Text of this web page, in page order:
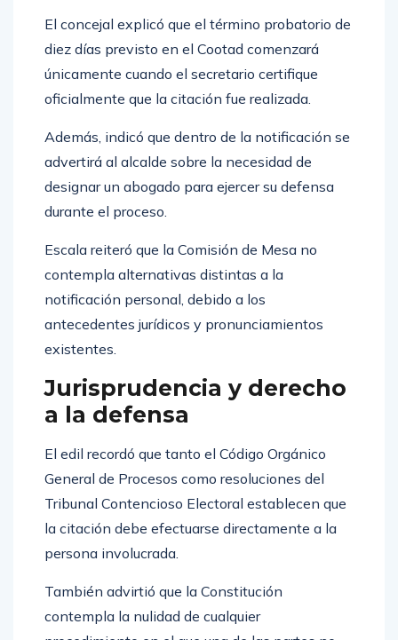
El concejal explicó que el término probatorio de
diez días previsto en el Cootad comenzará
únicamente cuando el secretario certifique
oficialmente que la citación fue realizada.
Además, indicó que dentro de la notificación se
advertirá al alcalde sobre la necesidad de
designar un abogado para ejercer su defensa
durante el proceso.
Escala reiteró que la Comisión de Mesa no
contempla alternativas distintas a la
notificación personal, debido a los
antecedentes jurídicos y pronunciamientos
existentes.
Jurisprudencia y derecho
a la defensa
El edil recordó que tanto el Código Orgánico
General de Procesos como resoluciones del
Tribunal Contencioso Electoral establecen que
la citación debe efectuarse directamente a la
persona involucrada.
También advirtió que la Constitución
contempla la nulidad de cualquier